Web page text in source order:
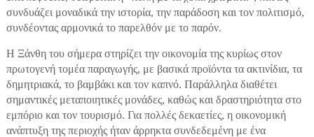
συνδυάζει μοναδικά την ιστορία, την παράδοση και τον πολιτισμό,
συνδέοντας αρμονικά το παρελθόν με το παρόν.
Η Ξάνθη του σήμερα στηρίζει την οικονομία της κυρίως στον
πρωτογενή τομέα παραγωγής, με βασικά προϊόντα τα ακτινίδια, τα
δημητριακά, το βαμβάκι και τον καπνό. Παράλληλα διαθέτει
σημαντικές μεταποιητικές μονάδες, καθώς και δραστηριότητα στο
εμπόριο και τον τουρισμό. Για πολλές δεκαετίες, η οικονομική
ανάπτυξη της περιοχής ήταν άρρηκτα συνδεδεμένη με ένα